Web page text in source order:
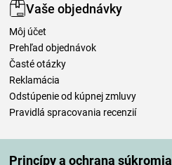
Princípy a ochrana súkromia
Vaše objednávky
Môj účet
Prehľad objednávok
Časté otázky
Reklamácia
Odstúpenie od kúpnej zmluvy
Pravidlá spracovania recenzií